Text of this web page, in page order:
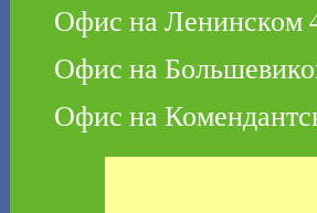
Офис на Ленинском
Офис на
Офис на